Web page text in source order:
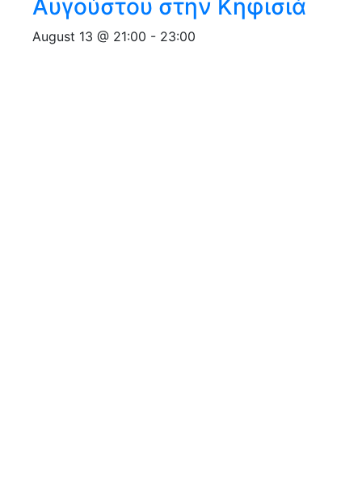
Αυγούστου στην Κηφισιά
August 13 @ 21:00 - 23:00